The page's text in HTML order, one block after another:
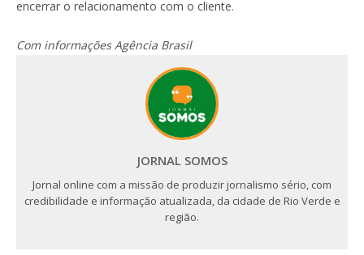
encerrar o relacionamento com o cliente.
Com informações Agência Brasil
JORNAL SOMOS
Jornal online com a missão de produzir jornalismo sério, com
credibilidade e informação atualizada, da cidade de Rio Verde e
região.